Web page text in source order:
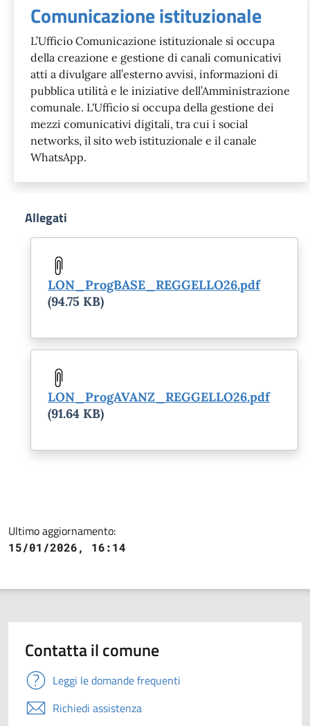
Comunicazione istituzionale
L’Ufficio Comunicazione istituzionale si occupa
della creazione e gestione di canali comunicativi
atti a divulgare all’esterno avvisi, informazioni di
pubblica utilità e le iniziative dell’Amministrazione
comunale. L'Ufficio si occupa della gestione dei
mezzi comunicativi digitali, tra cui i social
networks, il sito web istituzionale e il canale
WhatsApp.
Allegati
LON_ProgBASE_REGGELLO26.pdf
(94.75 KB)
LON_ProgAVANZ_REGGELLO26.pdf
(91.64 KB)
Ultimo aggiornamento:
15/01/2026, 16:14
Contatta il comune
Leggi le domande frequenti
Richiedi assistenza